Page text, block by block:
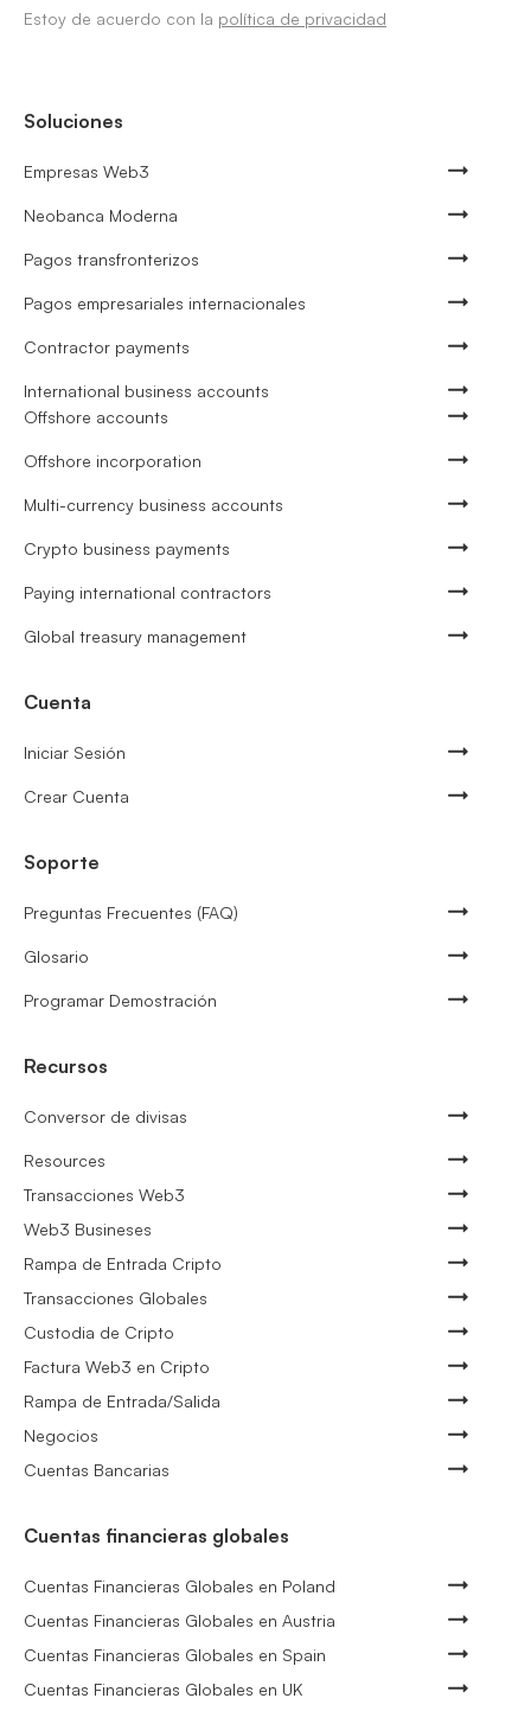
Estoy de acuerdo con la política de privacidad
Soluciones
Empresas Web3
Neobanca Moderna
Pagos transfronterizos
Pagos empresariales internacionales
Contractor payments
International business accounts
Offshore accounts
Offshore incorporation
Multi-currency business accounts
Crypto business payments
Paying international contractors
Global treasury management
Cuenta
Iniciar Sesión
Crear Cuenta
Soporte
Preguntas Frecuentes (FAQ)
Glosario
Programar Demostración
Recursos
Conversor de divisas
Resources
Transacciones Web3
Web3 Busineses
Rampa de Entrada Cripto
Transacciones Globales
Custodia de Cripto
Factura Web3 en Cripto
Rampa de Entrada/Salida
Negocios
Cuentas Bancarias
Cuentas financieras globales
Cuentas Financieras Globales en Poland
Cuentas Financieras Globales en Austria
Cuentas Financieras Globales en Spain
Cuentas Financieras Globales en UK